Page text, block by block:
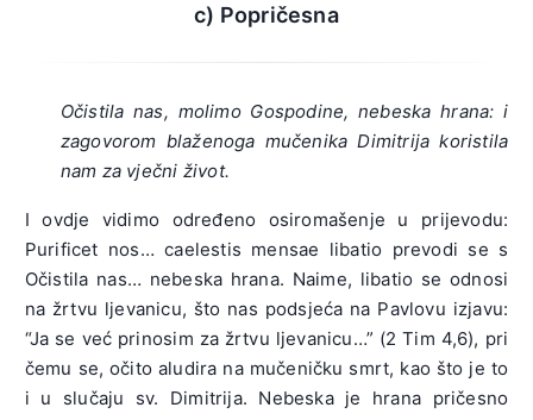
c) Popričesna
Očistila nas, molimo Gospodine, nebeska hrana: i
zagovorom blaženoga mučenika Dimitrija koristila
nam za vječni život.
I ovdje vidimo određeno osiromašenje u prijevodu:
Purificet nos… caelestis mensae libatio prevodi se s
Očistila nas… nebeska hrana. Naime, libatio se odnosi
na žrtvu ljevanicu, što nas podsjeća na Pavlovu izjavu:
“Ja se već prinosim za žrtvu ljevanicu…” (2 Tim 4,6), pri
čemu se, očito aludira na mučeničku smrt, kao što je to
i u slučaju sv. Dimitrija. Nebeska je hrana pričesno